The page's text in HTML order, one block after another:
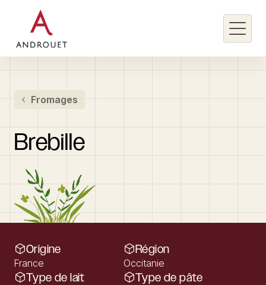
Rechercher un mot clé
Fromages
Brebille
Origine
France
Région
Occitanie
Type de lait Type de pâte